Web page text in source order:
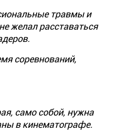
травмы и
желал расставаться
соревнований,
само собой, нужна
в кинематографе.